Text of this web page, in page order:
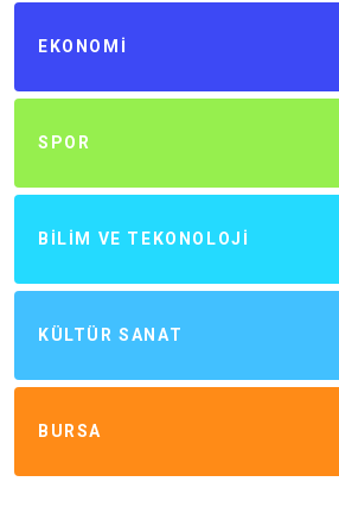
EKONOMI
SPOR
BILIM VE TEKONOLOJI
KÜLTÜR SANAT
BURSA